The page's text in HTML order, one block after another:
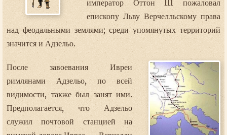
император Оттон III пожаловал
епископу Льву Верчелльскому права
над феодальными землями; среди упомянутых территорий
значится и Адзельо.
После завоевания Ивреи
римлянами Адзельо, по всей
видимости, также был занят ими.
Предполагается, что Адзельо
служил почтовой станцией на